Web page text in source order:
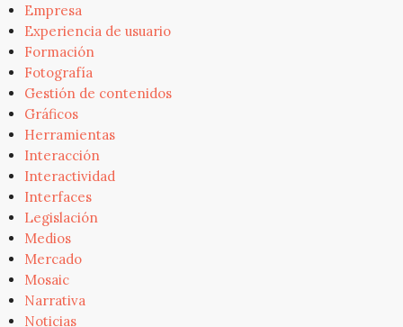
Empresa
Experiencia de usuario
Formación
Fotografía
Gestión de contenidos
Gráficos
Herramientas
Interacción
Interactividad
Interfaces
Legislación
Medios
Mercado
Mosaic
Narrativa
Noticias